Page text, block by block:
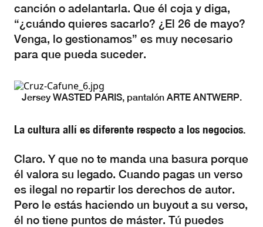
canción o adelantarla. Que él coja y diga,
“¿cuándo quieres sacarlo? ¿El 26 de mayo?
Venga, lo gestionamos” es muy necesario
para que pueda suceder.
Jersey WASTED PARIS, pantalón ARTE ANTWERP.
La cultura allí es diferente respecto a los negocios.
Claro. Y que no te manda una basura porque
él valora su legado. Cuando pagas un verso
es ilegal no repartir los derechos de autor.
Pero le estás haciendo un buyout a su verso,
él no tiene puntos de máster. Tú puedes